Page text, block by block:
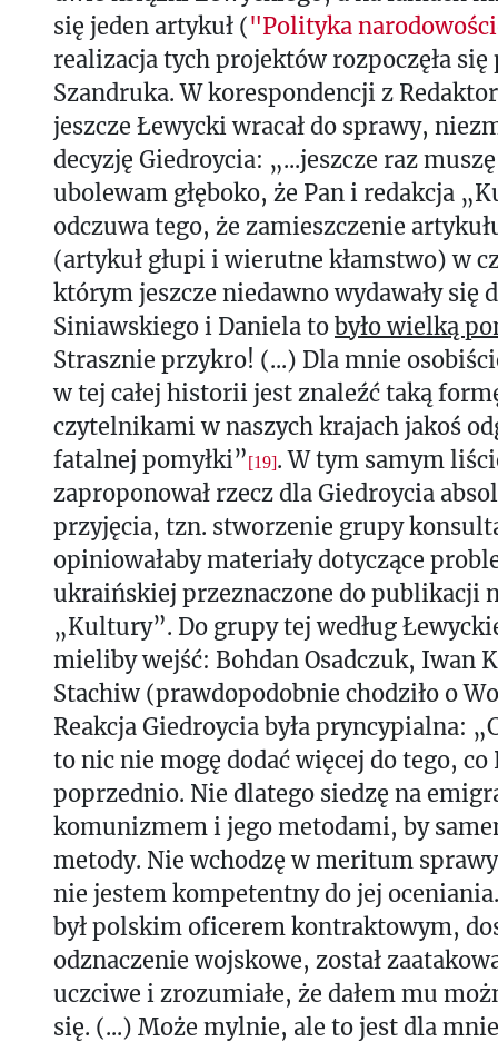
się jeden artykuł ("Polityka
realizacja tych projektów rozpoczęła się
Szandruka. W korespondencji z
jeszcze Łewycki wracał do sprawy,
decyzję Giedroycia: „...jeszcze raz
ubolewam głęboko, że Pan i redakcja
odczuwa tego, że zamieszczenie
(artykuł głupi i wierutne kłamstwo) w
którym jeszcze niedawno wydawały się
Siniawskiego i Daniela to było wielką
Strasznie przykro! (...) Dla mnie
w tej całej historii jest znaleźć taką
czytelnikami w naszych krajach jakoś
fatalnej pomyłki”[19]. W tym samym
zaproponował rzecz dla Giedroycia
przyjęcia, tzn. stworzenie grupy
opiniowałaby materiały dotyczące
ukraińskiej przeznaczone do publikacji
„Kultury”. Do grupy tej według
mieliby wejść: Bohdan Osadczuk, Iwan
Stachiw (prawdopodobnie chodziło o
Reakcja Giedroycia była pryncypialna:
to nic nie mogę dodać więcej do tego, co
poprzednio. Nie dlatego siedzę na
komunizmem i jego metodami, by
metody. Nie wchodzę w meritum
nie jestem kompetentny do jej
był polskim oficerem kontraktowym,
odznaczenie wojskowe, został
uczciwe i zrozumiałe, że dałem mu
się. (...) Może mylnie, ale to jest dla